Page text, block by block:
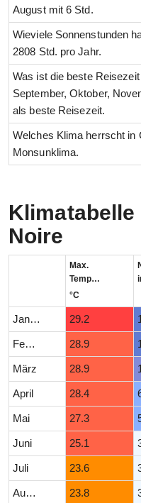
August mit 6 Std.
Wieviele Sonnenstunden
2808 Std. pro Jahr.
Was ist die beste
September, Oktober,
als beste Reisezeit.
Welches Klima herrscht in
Monsunklima.
Klimatabelle
Noire
Max.
Temperatur
°C
Januar 29.2
Februar 28.9
März 28.9
April 28.4
Mai 27.3
Juni 25.1
Juli 23.6
August 23.8